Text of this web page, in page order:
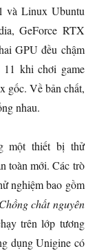
và Linux Ubuntu
GeForce RTX
GPU đều chậm
khi chơi game
gốc. Về bản chất,
nhau.
một thiết bị thử
toàn mới. Các trò
nghiệm bao gồm
Chồng chất nguyên
trên lớp tương
dụng Unigine có